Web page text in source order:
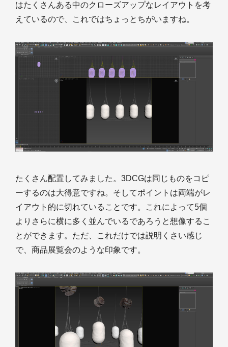
はたくさんある中のクローズアップなレイアウトを考
えているので、これではちょっとちがいますね。
たくさん配置してみました。3DCGは同じものをコピ
ーするのは大得意ですね。そしてポイントは両端がレ
イアウト的に切れていることです。これによって5個
よりさらに横に多く並んでいるであろうと想像するこ
とができます。ただ、これだけでは説明くさい感じ
で、商品展覧会のような印象です。